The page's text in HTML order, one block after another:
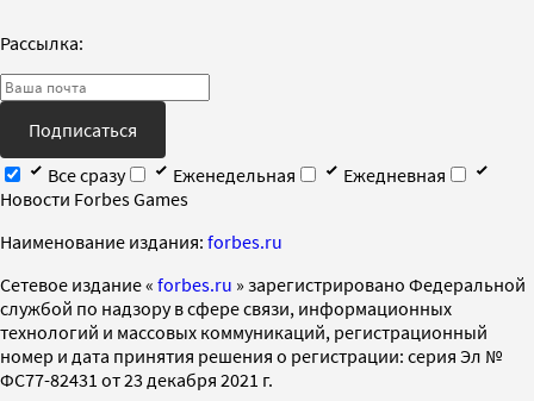
Рассылка:
Подписаться
Все сразу
Еженедельная
Ежедневная
Новости Forbes Games
Наименование издания: forbes.ru
Cетевое издание « forbes.ru » зарегистрировано Федеральной
службой по надзору в сфере связи, информационных
технологий и массовых коммуникаций, регистрационный
номер и дата принятия решения о регистрации: серия Эл №
ФС77-82431 от 23 декабря 2021 г.